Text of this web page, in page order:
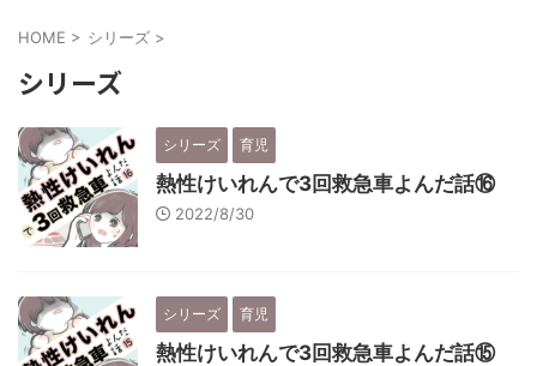
HOME > シリーズ >
シリーズ
シリーズ 育児
熱性けいれんで3回救急車よんだ話⑯
2022/8/30
シリーズ 育児
熱性けいれんで3回救急車よんだ話⑮